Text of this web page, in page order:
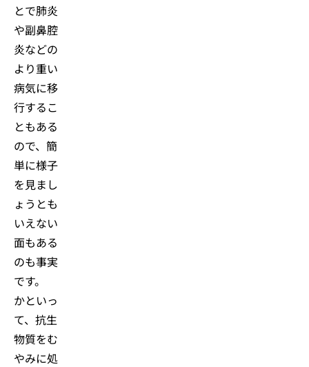
とで肺炎
や副鼻腔
炎などの
より重い
病気に移
行するこ
ともある
ので、簡
単に様子
を見まし
ょうとも
いえない
面もある
のも事実
です。
かといっ
て、抗生
物質をむ
やみに処